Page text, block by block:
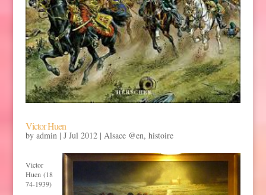
Victor Huen
by admin| J Jul 2012| Alsace @en, histoire
Victor
Huen (18
74-1939)